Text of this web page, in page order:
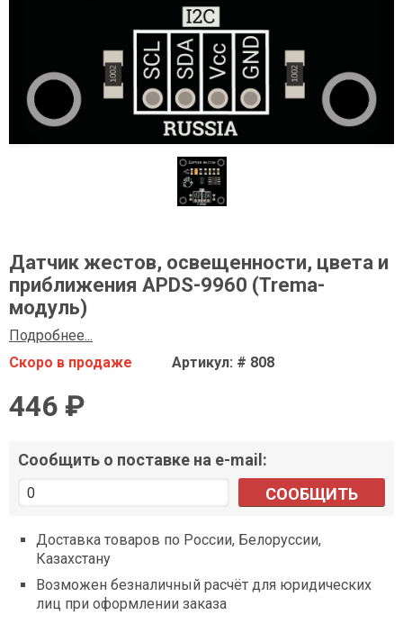
Датчик жестов, освещенности, цвета и
приближения APDS-9960 (Trema-
модуль)
Подробнее...
Скоро в продаже
Артикул: # 808
446 ₽
Сообщить о поставке на e-mail:
СООБЩИТЬ
Доставка товаров по России, Белоруссии,
Казахстану
Возможен безналичный расчёт для юридических
лиц при оформлении заказа